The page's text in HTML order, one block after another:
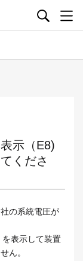
示（E8)
くださ
の系統電圧が
を表示して装置
ん。